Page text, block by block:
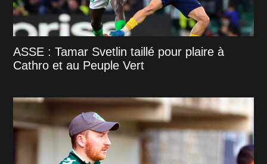
ASSE : Tamar Svetlin taillé pour plaire à
Cathro et au Peuple Vert